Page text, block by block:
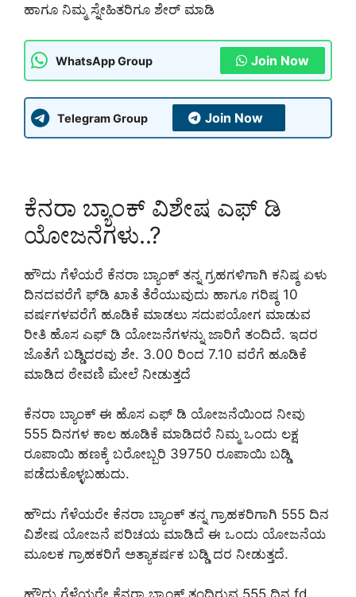
ಹಾಗೂ ನಿಮ್ಮ ಸ್ನೇಹಿತರಿಗೂ ಶೇರ್ ಮಾಡಿ
WhatsApp Group Join Now
Telegram Group Join Now
ಕೆನರಾ ಬ್ಯಾಂಕ್ ವಿಶೇಷ ಎಫ್ ಡಿ
ಯೋಜನೆಗಳು..?
ಹೌದು ಗೆಳೆಯರೆ ಕೆನರಾ ಬ್ಯಾಂಕ್ ತನ್ನ ಗ್ರಹಗಳಿಗಾಗಿ ಕನಿಷ್ಠ ಏಳು
ದಿನದವರೆಗೆ ಫ್‌ಡಿ ಖಾತೆ ತೆರೆಯುವುದು ಹಾಗೂ ಗರಿಷ್ಠ 10
ವರ್ಷಗಳವರೆಗೆ ಹೂಡಿಕೆ ಮಾಡಲು ಸದುಪಯೋಗ ಮಾಡುವ
ರೀತಿ ಹೊಸ ಎಫ್ ಡಿ ಯೋಜನೆಗಳನ್ನು ಜಾರಿಗೆ ತಂದಿದೆ. ಇದರ
ಜೊತೆಗೆ ಬಡ್ಡಿದರವು ಶೇ. 3.00 ರಿಂದ 7.10 ವರೆಗೆ ಹೂಡಿಕೆ
ಮಾಡಿದ ಠೇವಣಿ ಮೇಲೆ ನೀಡುತ್ತದೆ
ಕೆನರಾ ಬ್ಯಾಂಕ್ ಈ ಹೊಸ ಎಫ್ ಡಿ ಯೋಜನೆಯಿಂದ ನೀವು
555 ದಿನಗಳ ಕಾಲ ಹೂಡಿಕೆ ಮಾಡಿದರೆ ನಿಮ್ಮ ಒಂದು ಲಕ್ಷ
ರೂಪಾಯಿ ಹಣಕ್ಕೆ ಬರೋಬ್ಬರಿ 39750 ರೂಪಾಯಿ ಬಡ್ಡಿ
ಪಡೆದುಕೊಳ್ಳಬಹುದು.
ಹೌದು ಗೆಳೆಯರೇ ಕೆನರಾ ಬ್ಯಾಂಕ್ ತನ್ನ ಗ್ರಾಹಕರಿಗಾಗಿ 555 ದಿನ
ವಿಶೇಷ ಯೋಜನೆ ಪರಿಚಯ ಮಾಡಿದೆ ಈ ಒಂದು ಯೋಜನೆಯ
ಮೂಲಕ ಗ್ರಾಹಕರಿಗೆ ಅತ್ಯಾಕರ್ಷಕ ಬಡ್ಡಿ ದರ ನೀಡುತ್ತದೆ.